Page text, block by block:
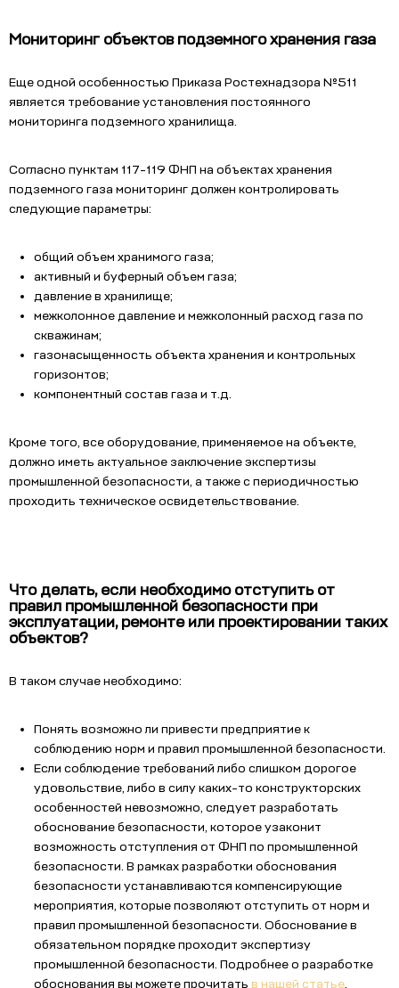
Мониторинг объектов подземного хранения газа
Еще одной особенностью Приказа Ростехнадзора №511
является требование установления постоянного
мониторинга подземного хранилища.
Согласно пунктам 117-119 ФНП на объектах хранения
подземного газа мониторинг должен контролировать
следующие параметры:
общий объем хранимого газа;
активный и буферный объем газа;
давление в хранилище;
межколонное давление и межколонный расход газа по
скважинам;
газонасыщенность объекта хранения и контрольных
горизонтов;
компонентный состав газа и т.д.
Кроме того, все оборудование, применяемое на объекте,
должно иметь актуальное заключение экспертизы
промышленной безопасности, а также с периодичностью
проходить техническое освидетельствование.
Что делать, если необходимо отступить от
правил промышленной безопасности при
эксплуатации, ремонте или проектировании таких
объектов?
В таком случае необходимо:
Понять возможно ли привести предприятие к
соблюдению норм и правил промышленной безопасности.
Если соблюдение требований либо слишком дорогое
удовольствие, либо в силу каких-то конструкторских
особенностей невозможно, следует разработать
обоснование безопасности, которое узаконит
возможность отступления от ФНП по промышленной
безопасности. В рамках разработки обоснования
безопасности устанавливаются компенсирующие
мероприятия, которые позволяют отступить от норм и
правил промышленной безопасности. Обоснование в
обязательном порядке проходит экспертизу
промышленной безопасности. Подробнее о разработке
обоснования вы можете прочитать в нашей статье.